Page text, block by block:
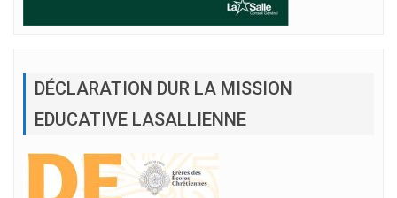
DÉCLARATION DUR LA MISSION
EDUCATIVE LASALLIENNE